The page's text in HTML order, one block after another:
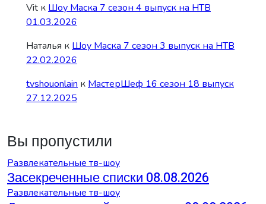
Vit к Шоу Маска 7 сезон 4 выпуск на НТВ
01.03.2026
Наталья к Шоу Маска 7 сезон 3 выпуск на НТВ
22.02.2026
tvshouonlain к МастерШеф 16 сезон 18 выпуск
27.12.2025
Вы пропустили
Развлекательные тв-шоу
Засекреченные списки 08.08.2026
Развлекательные тв-шоу